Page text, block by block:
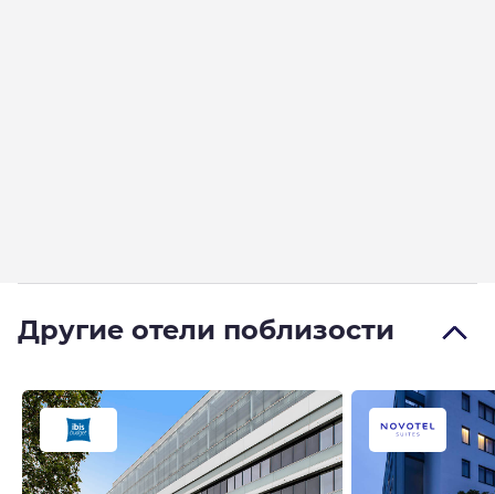
Другие отели поблизости